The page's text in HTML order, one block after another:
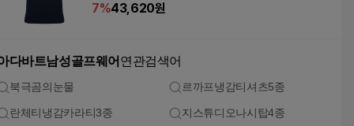
7%43,620원
다바트남성골프웨어 연관검색어
북극곰의눈물 르까프냉감티셔츠5종
란체티냉감카라티3종 지스튜디오나시탑4종